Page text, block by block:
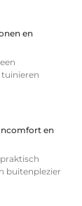
en
en
buitenplezier